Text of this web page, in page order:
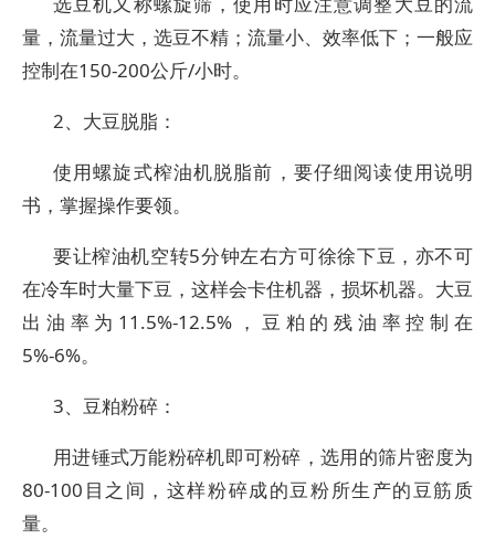
量，流量过大，选豆不精；流量小、效率低下；一般应
控制在150-200公斤/小时。
2、大豆脱脂：
使用螺旋式榨油机脱脂前，要仔细阅读使用说明
书，掌握操作要领。
要让榨油机空转5分钟左右方可徐徐下豆，亦不可
在冷车时大量下豆，这样会卡住机器，损坏机器。大豆
出油率为11.5%-12.5%，豆粕的残油率控制在
5%-6%。
3、豆粕粉碎：
用进锤式万能粉碎机即可粉碎，选用的筛片密度为
80-100目之间，这样粉碎成的豆粉所生产的豆筋质
量。